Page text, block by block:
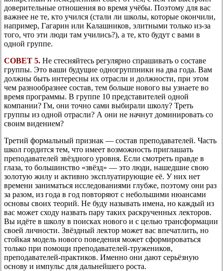
доверительные отношения во время учёбы. Поэтому для вас
важнее не те, кто учился (стали ли школы, которые окончили,
например, Гагарин или Калашников, элитными только из-за
того, что эти люди там учились?), а те, кто будут с вами в
одной группе.
СОВЕТ 5. Не стесняйтесь регулярно спрашивать о составе
группы. Это ваши будущие одногруппники на два года. Вам
должны быть интересны их отрасли и должности, при этом
чем разнообразнее состав, тем больше нового вы узнаете во
время программы. В группе 10 представителей одной
компании? Гм, они точно сами выбирали школу? Треть
группы из одной отрасли? А они не начнут доминировать со
своим видением?
Третий формальный признак — состав преподавателей. Часть
школ гордится тем, что имеет возможность приглашать
преподавателей звёздного уровня. Если смотреть правде в
глаза, то большинство «звёзд» — это люди, нашедшие свою
золотую жилу и активно эксплуатирующие её. У них нет
времени заниматься исследованиями глубже, поэтому они раз
за разом, из года в год повторяют с небольшими нюансами
основы своих теорий. Не буду называть имена, но каждый из
вас может сходу назвать пару таких раскрученных лекторов.
Вы идёте в школу в поисках нового и с целью трансформации
своей личности. Звёздный лектор может вас впечатлить, но
стойкая модель нового поведения может сформироваться
только при помощи преподавателей-тружеников,
преподавателей-практиков. Именно они дают серьёзную
основу и импульс для дальнейшего роста.